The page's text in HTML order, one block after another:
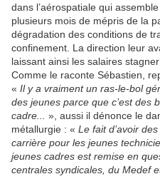
dans l’aérospatiale qui
plusieurs mois de mépris de la
dégradation des conditions de
confinement. La direction leur
laissant ainsi les salaires
Comme le raconte Sébastien,
« Il y a vraiment un ras-le-bol
des jeunes parce que c’est des
cadre...
», aussi il dénonce le
métallurgie : « Le fait d’avoir
carrière pour les jeunes
jeunes cadres est remise en
centrales syndicales, du Medef